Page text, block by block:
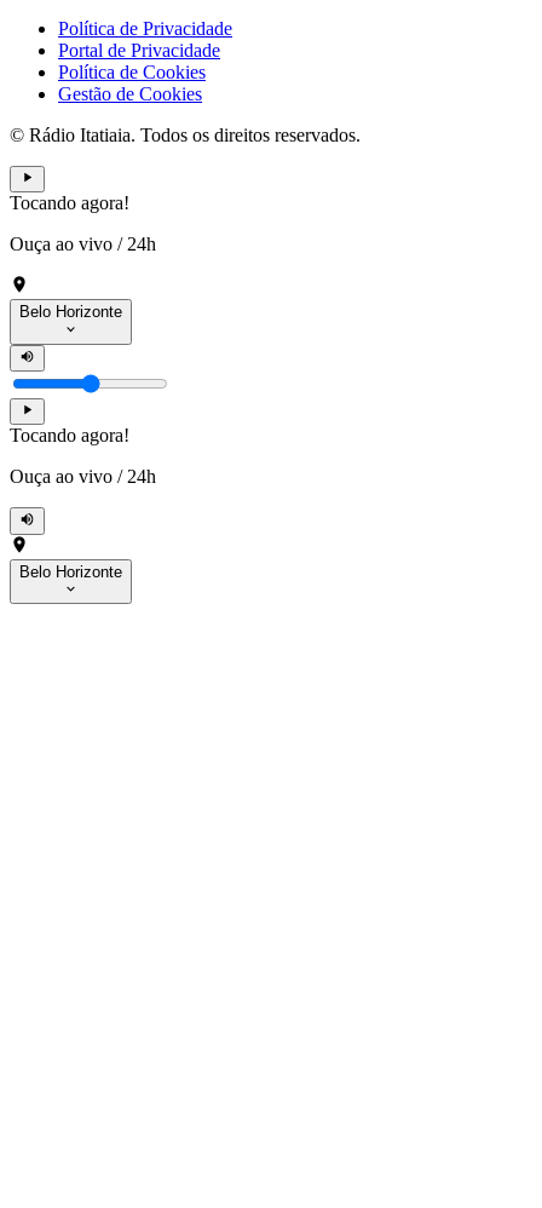
Política de Privacidade
Portal de Privacidade
Política de Cookies
Gestão de Cookies
© Rádio Itatiaia. Todos os direitos reservados.
Tocando agora!
Ouça ao vivo / 24h
Belo Horizonte
Tocando agora!
Ouça ao vivo / 24h
Belo Horizonte